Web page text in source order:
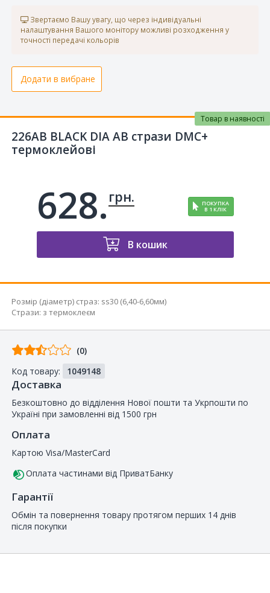
Звертаємо Вашу увагу, що через індивідуальні
налаштування Вашого монітору можливі розходження у
точності передачі кольорів
Додати в вибране
226AB BLACK DIA AB стрази DMC+
термоклейові
Товар в наявності
628. грн. ПОКУПКА
В 1 КЛІК
В кошик
Розмір (діаметр) страз: ss30 (6,40-6,60мм)
Стрази: з термоклеєм
Відгуків
покупців
(0)
Код товару:
1049148
Доставка
Безкоштовно до відділення Нової пошти та Укрпошти по
Україні при замовленні від 1500 грн
Оплата
Картою Visa/MasterCard
Оплата частинами від ПриватБанку
Гарантії
Обмін та повернення товару протягом перших 14 днів
після покупки